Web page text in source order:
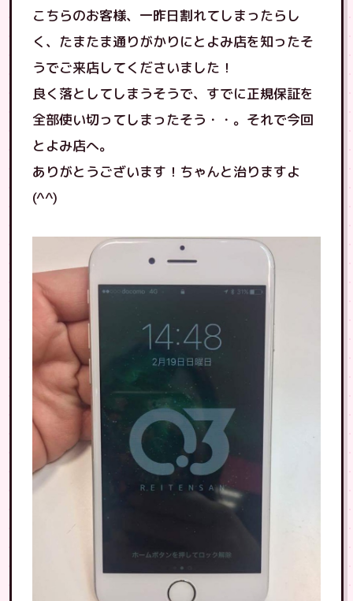
こちらのお客様、一昨日割れてしまったらし
く、たまたま通りがかりにとよみ店を知ったそ
うでご来店してくださいました！
良く落としてしまうそうで、すでに正規保証を
全部使い切ってしまったそう・・。それで今回
とよみ店へ。
ありがとうございます！ちゃんと治りますよ
(^^)